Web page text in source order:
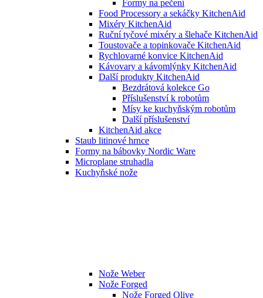
Formy na pečení
Food Processory a sekáčky KitchenAid
Mixéry KitchenAid
Ruční tyčové mixéry a šlehače KitchenAid
Toustovače a topinkovače KitchenAid
Rychlovarné konvice KitchenAid
Kávovary a kávomlýnky KitchenAid
Další produkty KitchenAid
Bezdrátová kolekce Go
Příslušenství k robotům
Mísy ke kuchyňským robotům
Další příslušenství
KitchenAid akce
Staub litinové hrnce
Formy na bábovky Nordic Ware
Microplane struhadla
Kuchyňské nože
Nože Weber
Nože Forged
Nože Forged Olive